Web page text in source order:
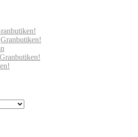
Granbutiken!
Granbutiken!